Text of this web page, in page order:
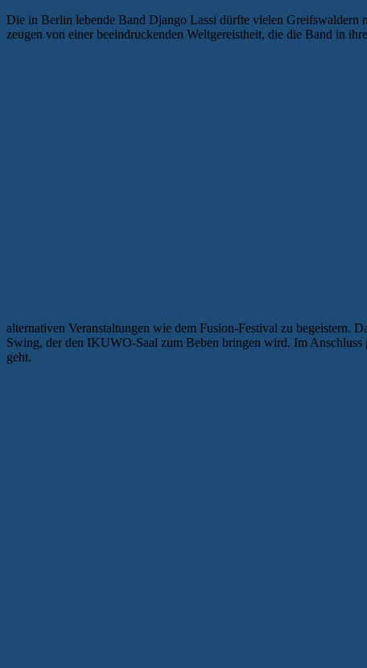
Die in Berlin lebende Band Django Lassi dürfte vielen Greifswaldern
zeugen von einer beeindruckenden Weltgereistheit, die die Band in
alternativen Veranstaltungen wie dem Fusion-Festival zu begeistern.
Swing, der den IKUWO-Saal zum Beben bringen wird. Im
geht.